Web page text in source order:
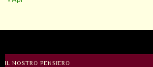
IL NOSTRO PENSIERO